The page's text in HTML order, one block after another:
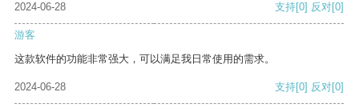
2024-06-28
支持[0] 反对[0]
游客
这款软件的功能非常强大，可以满足我日常使用的需求。
2024-06-28 支持[0] 反对[0]